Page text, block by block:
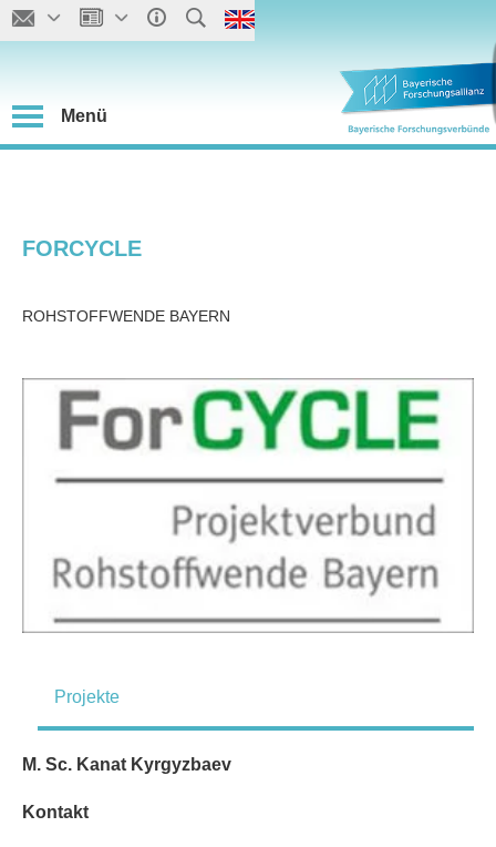
Menü
FORCYCLE
ROHSTOFFWENDE BAYERN
Projekte
M. Sc. Kanat Kyrgyzbaev
Kontakt